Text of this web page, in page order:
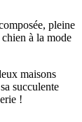
pleine
à la mode
maisons
succulente
!